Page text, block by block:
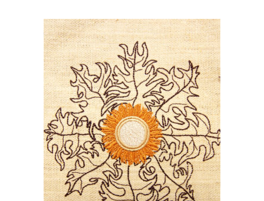
16,00€
AÑADIR AL CARRITO